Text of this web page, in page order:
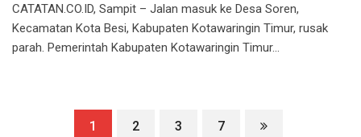
CATATAN.CO.ID, Sampit – Jalan masuk ke Desa Soren,
Kecamatan Kota Besi, Kabupaten Kotawaringin Timur, rusak
parah. Pemerintah Kabupaten Kotawaringin Timur…
1 2 3 7